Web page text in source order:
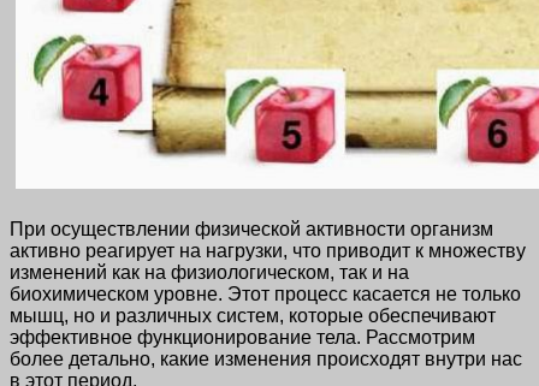
При осуществлении физической активности организм
активно реагирует на нагрузки, что приводит к множеству
изменений как на физиологическом, так и на
биохимическом уровне. Этот процесс касается не только
мышц, но и различных систем, которые обеспечивают
эффективное функционирование тела. Рассмотрим
более детально, какие изменения происходят внутри нас
в этот период.